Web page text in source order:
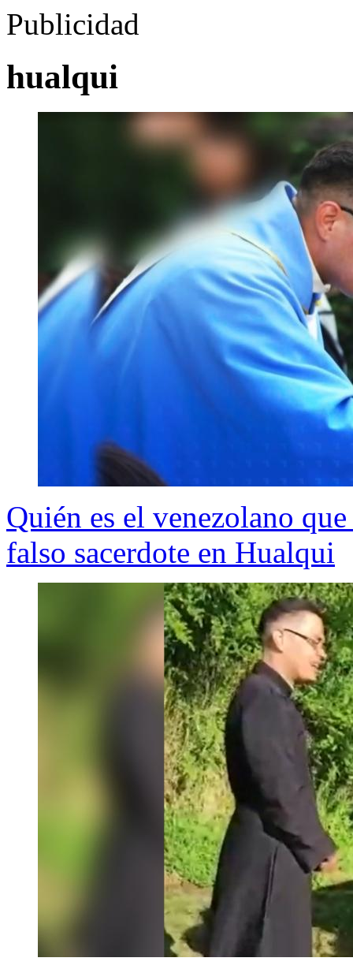
Publicidad
hualqui
Quién es el venezolano
falso sacerdote en Hualqui